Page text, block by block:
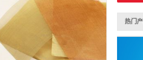
面议
会员注册：
生产制造
成立日期：
2003-03-13
热门